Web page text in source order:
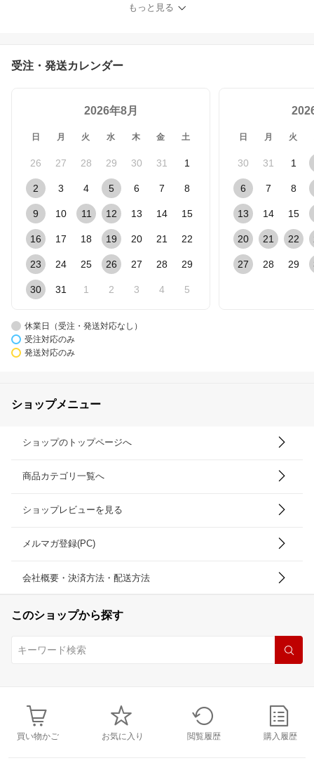
もっと見る
受注・発送カレンダー
2026年8月
日 月 火 水 木 金 土
26 27 28 29 30 31 1
2 3 4 5 6 7 8
9 10 11 12 13 14 15
16 17 18 19 20 21 22
23 24 25 26 27 28 29
30 31 1 2 3 4 5
日 月 火
30 31 1
6 7 8
13 14 15
20 21 22
27 28 29
休業日（受注・発送対応なし）
受注対応のみ
発送対応のみ
ショップメニュー
ショップのトップページへ
商品カテゴリ一覧へ
ショップレビューを見る
メルマガ登録(PC)
会社概要・決済方法・配送方法
このショップから探す
買い物かご お気に入り 閲覧履歴 購入履歴